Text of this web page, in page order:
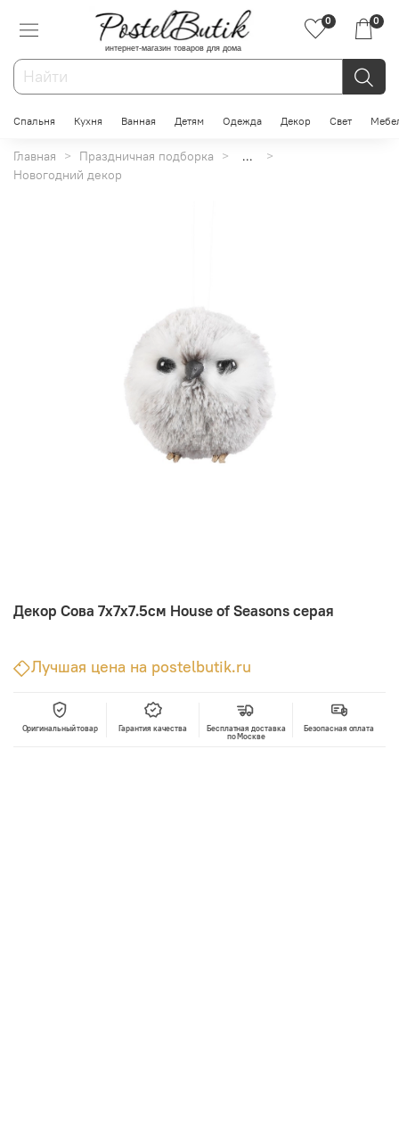
интернет-магазин товаров для дома
0 0
Спальня Кухня Ванная Детям Одежда Декор Свет
Главная Праздничная подборка
...
Новогодний декор
Декор Сова 7х7х7.5см House of Seasons серая
Лучшая цена на postelbutik.ru
Оригинальный товар Гарантия качества
Бесплатная доставка
по Москве
Безопасная оплата